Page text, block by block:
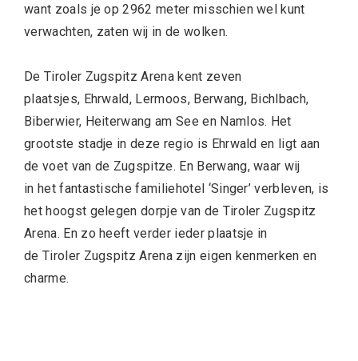
want zoals je op 2962 meter misschien wel kunt
verwachten, zaten wij in de wolken.
De Tiroler Zugspitz Arena kent zeven
plaatsjes, Ehrwald, Lermoos, Berwang, Bichlbach,
Biberwier, Heiterwang am See en Namlos. Het
grootste stadje in deze regio is Ehrwald en ligt aan
de voet van de Zugspitze. En Berwang, waar wij
in het fantastische familiehotel ‘Singer’ verbleven, is
het hoogst gelegen dorpje van de Tiroler Zugspitz
Arena. En zo heeft verder ieder plaatsje in
de Tiroler Zugspitz Arena zijn eigen kenmerken en
charme.